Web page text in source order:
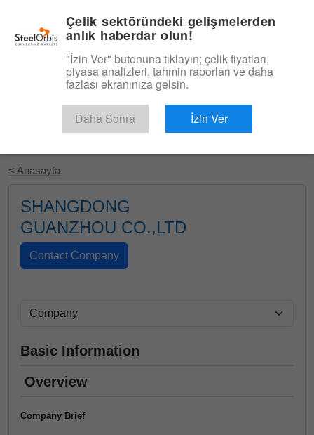
Ücretsiz Deneyin
< Anasayfa
SHANGDONG
GUANZHOU CO.,LTD
Basic Information
Overview
Company Brief
Çelik sektöründeki gelişmelerden
anlık haberdar olun!
"İzin Ver" butonuna tıklayın; çelik fiyatları,
piyasa analizleri, tahmin raporları ve daha
fazlası ekranınıza gelsin.
Daha Sonra İzin Ver